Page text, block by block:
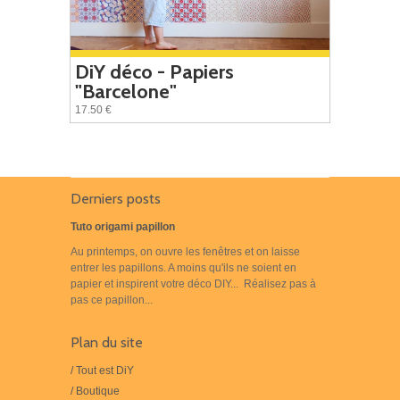
DiY déco - Papiers
"Barcelone"
17.50 €
Derniers posts
Tuto origami papillon
Au printemps, on ouvre les fenêtres et on laisse
entrer les papillons. A moins qu'ils ne soient en
papier et inspirent votre déco DIY... Réalisez pas à
pas ce papillon...
Plan du site
/ Tout est DiY
/ Boutique